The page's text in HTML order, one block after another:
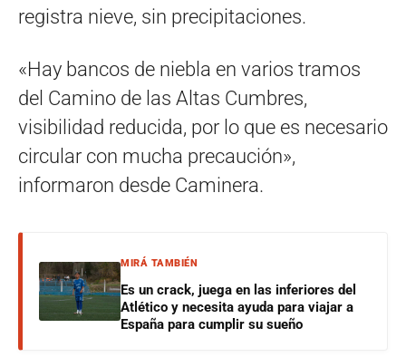
registra nieve, sin precipitaciones.
«Hay bancos de niebla en varios tramos
del Camino de las Altas Cumbres,
visibilidad reducida, por lo que es necesario
circular con mucha precaución»,
informaron desde Caminera.
MIRÁ TAMBIÉN
Es un crack, juega en las inferiores del
Atlético y necesita ayuda para viajar a
España para cumplir su sueño